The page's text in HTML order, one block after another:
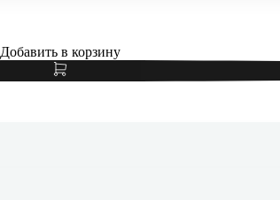
Добавить в корзину